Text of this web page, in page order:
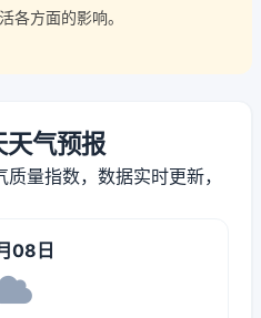
各方面的影响。
天气预报
量指数，数据实时更新，
08日